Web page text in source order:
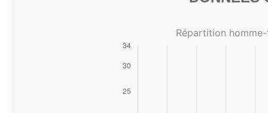
Répartition